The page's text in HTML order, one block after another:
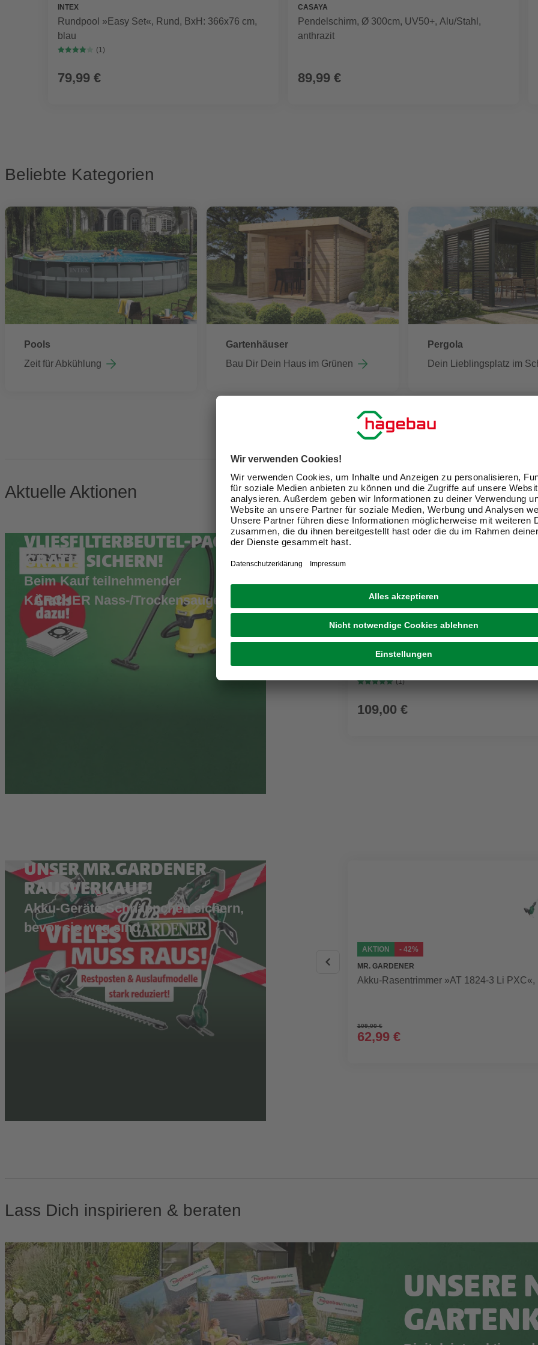
INTEX
Rundpool »Easy Set«, Rund, BxH: 366x76 cm,
blau
(1)
79,99 €
CASAYA
Pendelschirm, Ø 300cm, UV50+, Alu/Stahl,
anthrazit
89,99 €
Beliebte Kategorien
Pools
Zeit für Abkühlung
Gartenhäuser
Bau Dir Dein Haus im Grünen
Pergola
Dein Lieblingsplatz im
Aktuelle Aktionen
VLIESFILTERBEUTEL-PACK
GRATIS SICHERN!
Beim Kauf teilnehmender
KÄRCHER Nass-/Trockensauger
GRATIS ZUGABE
KÄRCHER
Nass-/Trockensauger WD 3 P V-17/4/20
Kunststoffbehälter
(1)
109,00 €
UNSER MR.GARDENER
RAUSVERKAUF!
Akku-Geräte-Schnäppchen sichern,
bevor sie weg sind
AKTION
- 42%
MR. GARDENER
Akku-Rasentrimmer »AT 1824-3 Li PXC«,
109,00 €
62,99 €
Lass Dich inspirieren & beraten
UNSERE